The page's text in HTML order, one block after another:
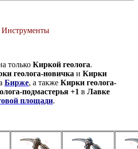
Инструменты
только Киркой геолога.
геолога-новичка и Кирки
Бирже, а также Кирки геолога-
подмастерья +1 в Лавке
площади.